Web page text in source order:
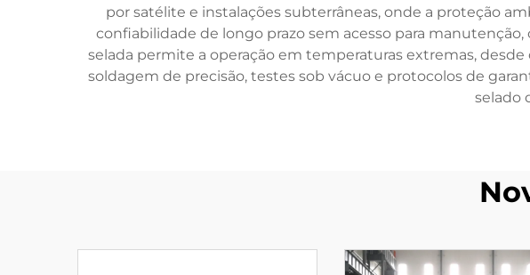
por satélite e instalações subterrâneas, onde a proteção
confiabilidade de longo prazo sem acesso para
selada permite a operação em temperaturas extremas,
soldagem de precisão, testes sob vácuo e protocolos de
selado